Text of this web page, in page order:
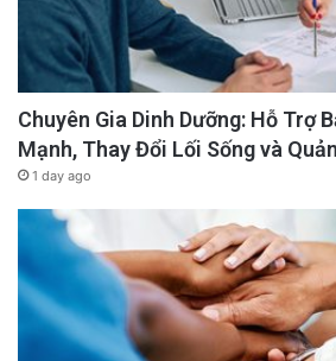
Chuyên Gia Dinh Dưỡng: Hỗ Trợ
Mạnh, Thay Đổi Lối Sống và
1 day ago